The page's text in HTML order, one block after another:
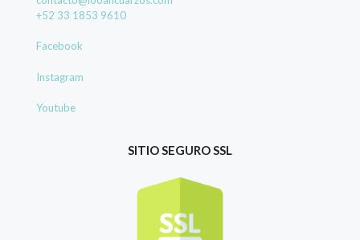
+52 33 1853 9610
Facebook
Instagram
Youtube
SITIO SEGURO SSL